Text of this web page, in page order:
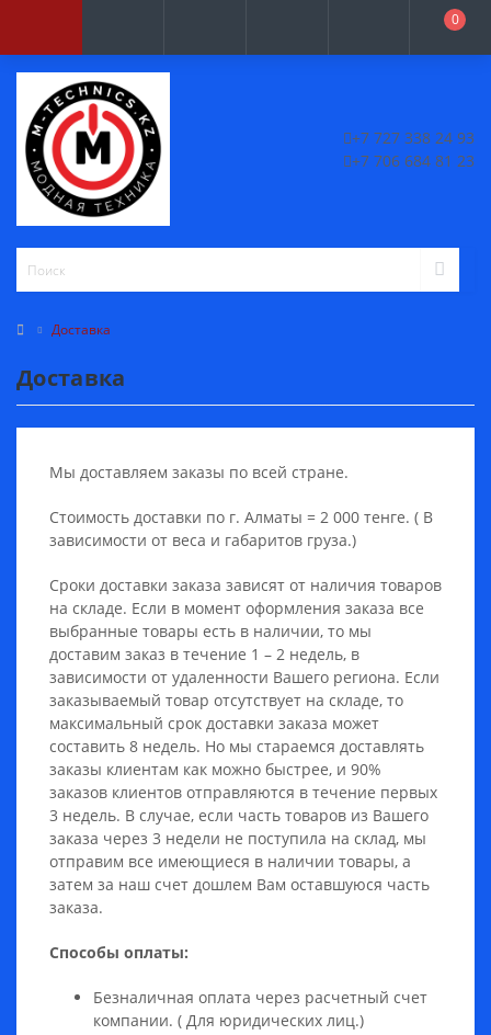
0
+7 727 338 24 93
+7 706 684 81 23
Доставка
Доставка
Мы доставляем заказы по всей стране.
Стоимость доставки по г. Алматы = 2 000 тенге. ( В
зависимости от веса и габаритов груза.)
Сроки доставки заказа зависят от наличия товаров
на складе. Если в момент оформления заказа все
выбранные товары есть в наличии, то мы
доставим заказ в течение 1 – 2 недель, в
зависимости от удаленности Вашего региона. Если
заказываемый товар отсутствует на складе, то
максимальный срок доставки заказа может
составить 8 недель. Но мы стараемся доставлять
заказы клиентам как можно быстрее, и 90%
заказов клиентов отправляются в течение первых
3 недель. В случае, если часть товаров из Вашего
заказа через 3 недели не поступила на склад, мы
отправим все имеющиеся в наличии товары, а
затем за наш счет дошлем Вам оставшуюся часть
заказа.
Способы оплаты:
Безналичная оплата через расчетный счет
компании. ( Для юридических лиц.)